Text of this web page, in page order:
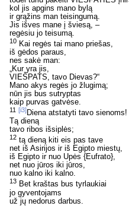
kol jis apgins mano bylą
ir grąžins man teisingumą.
Jis išves mane į šviesą, –
regėsiu jo teisumą.
10 Kai regės tai mano priešas,
iš gėdos paraus,
nes sakė man:
„Kur yra jis,
VIEŠPATS, tavo Dievas?“
Mano akys regės jo žlugimą;
nūn jis bus sutryptas
kaip purvas gatvėse.
11 [i3]Diena atstatyti tavo sienoms!
Tą dieną
tavo ribos išsiplės;
12 tą dieną kiti eis pas tave
net iš Asirijos ir iš Egipto miestų,
iš Egipto ir nuo Upės {Eufrato},
net nuo jūros iki jūros,
nuo kalno iki kalno.
13 Bet kraštas bus tyrlaukiai
jo gyventojams
už jų nedorus darbus.